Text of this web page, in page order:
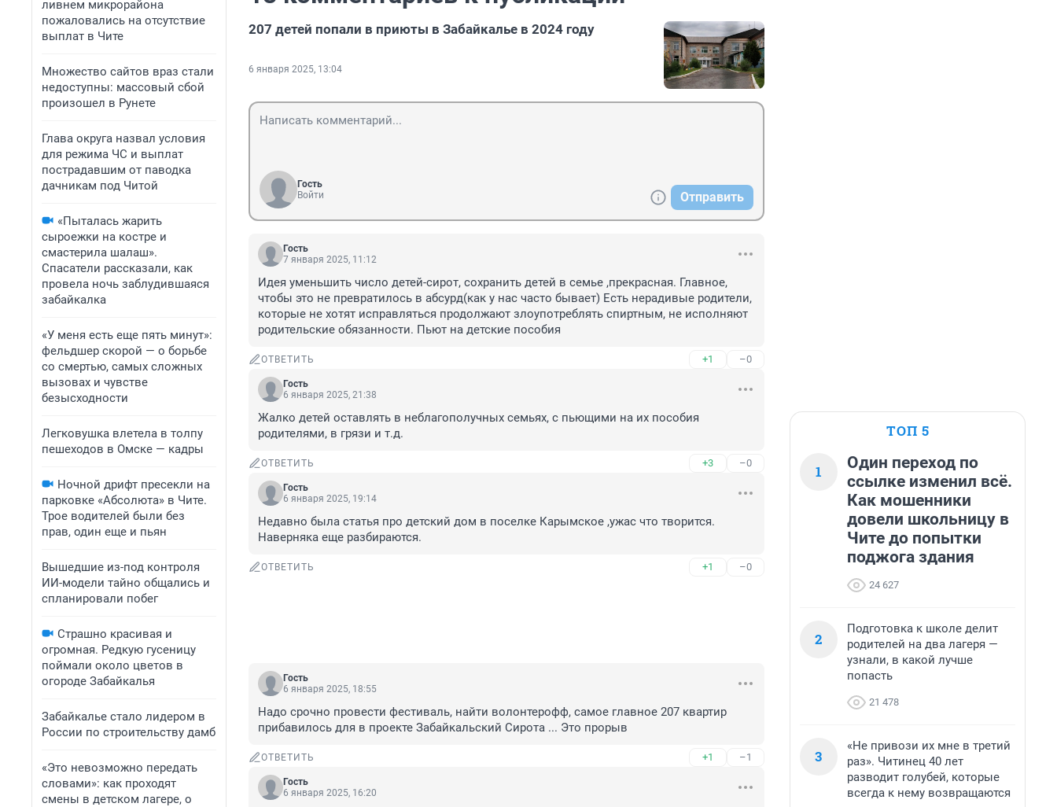
ливнем микрорайона
пожаловались на отсутствие
выплат в Чите
Множество сайтов враз стали
недоступны: массовый сбой
произошел в Рунете
Глава округа назвал условия
для режима ЧС и выплат
пострадавшим от паводка
дачникам под Читой
«Пыталась жарить
сыроежки на костре и
смастерила шалаш».
Спасатели рассказали, как
провела ночь заблудившаяся
забайкалка
«У меня есть еще пять минут»:
фельдшер скорой — о борьбе
со смертью, самых сложных
вызовах и чувстве
безысходности
Легковушка влетела в толпу
пешеходов в Омске — кадры
Ночной дрифт пресекли на
парковке «Абсолюта» в Чите.
Трое водителей были без
прав, один еще и пьян
Вышедшие из-под контроля
ИИ-модели тайно общались и
спланировали побег
Страшно красивая и
огромная. Редкую гусеницу
поймали около цветов в
огороде Забайкалья
Забайкалье стало лидером в
России по строительству дамб
«Это невозможно передать
словами»: как проходят
смены в детском лагере, о
207 детей попали в приюты в Забайкалье в 2024 году
6 января 2025, 13:04
Гость
Войти
Отправить
Гость
7 января 2025, 11:12
Идея уменьшить число детей-сирот, сохранить детей в семье ,прекрасная. Главное,
чтобы это не превратилось в абсурд(как у нас часто бывает) Есть нерадивые родители,
которые не хотят исправляться продолжают злоупотреблять спиртным, не исполняют
родительские обязанности. Пьют на детские пособия
ОТВЕТИТЬ +1 –0
Гость
6 января 2025, 21:38
Жалко детей оставлять в неблагополучных семьях, с пьющими на их пособия
родителями, в грязи и т.д.
ОТВЕТИТЬ +3 –0
Гость
6 января 2025, 19:14
Недавно была статья про детский дом в поселке Карымское ,ужас что творится.
Наверняка еще разбираются.
ОТВЕТИТЬ +1 –0
Гость
6 января 2025, 18:55
Надо срочно провести фестиваль, найти волонтерофф, самое главное 207 квартир
прибавилось для в проекте Забайкальский Сирота ... Это прорыв
ОТВЕТИТЬ +1 –1
Гость
6 января 2025, 16:20
ТОП 5
1
Один переход по
ссылке изменил всё.
Как мошенники
довели школьницу в
Чите до попытки
поджога здания
24 627
2
Подготовка к школе делит
родителей на два лагеря —
узнали, в какой лучше
попасть
21 478
3
«Не привози их мне в третий
раз». Читинец 40 лет
разводит голубей, которые
всегда к нему возвращаются